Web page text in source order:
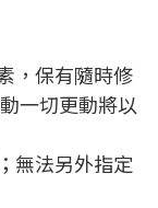
，保有隨時修
一切更動將以
無法另外指定